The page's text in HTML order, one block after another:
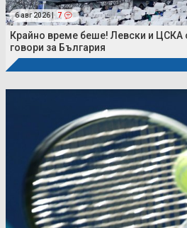
6 авг 2026 | 7
Крайно време беше! Левски и ЦСКА
говори за България